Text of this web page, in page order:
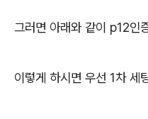
그러면 아래와 같이 p12인
이렇게 하시면 우선 1차 세